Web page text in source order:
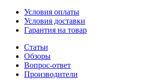
Условия оплаты
Условия доставки
Гарантия на товар
Статьи
Обзоры
Вопрос-ответ
Производители